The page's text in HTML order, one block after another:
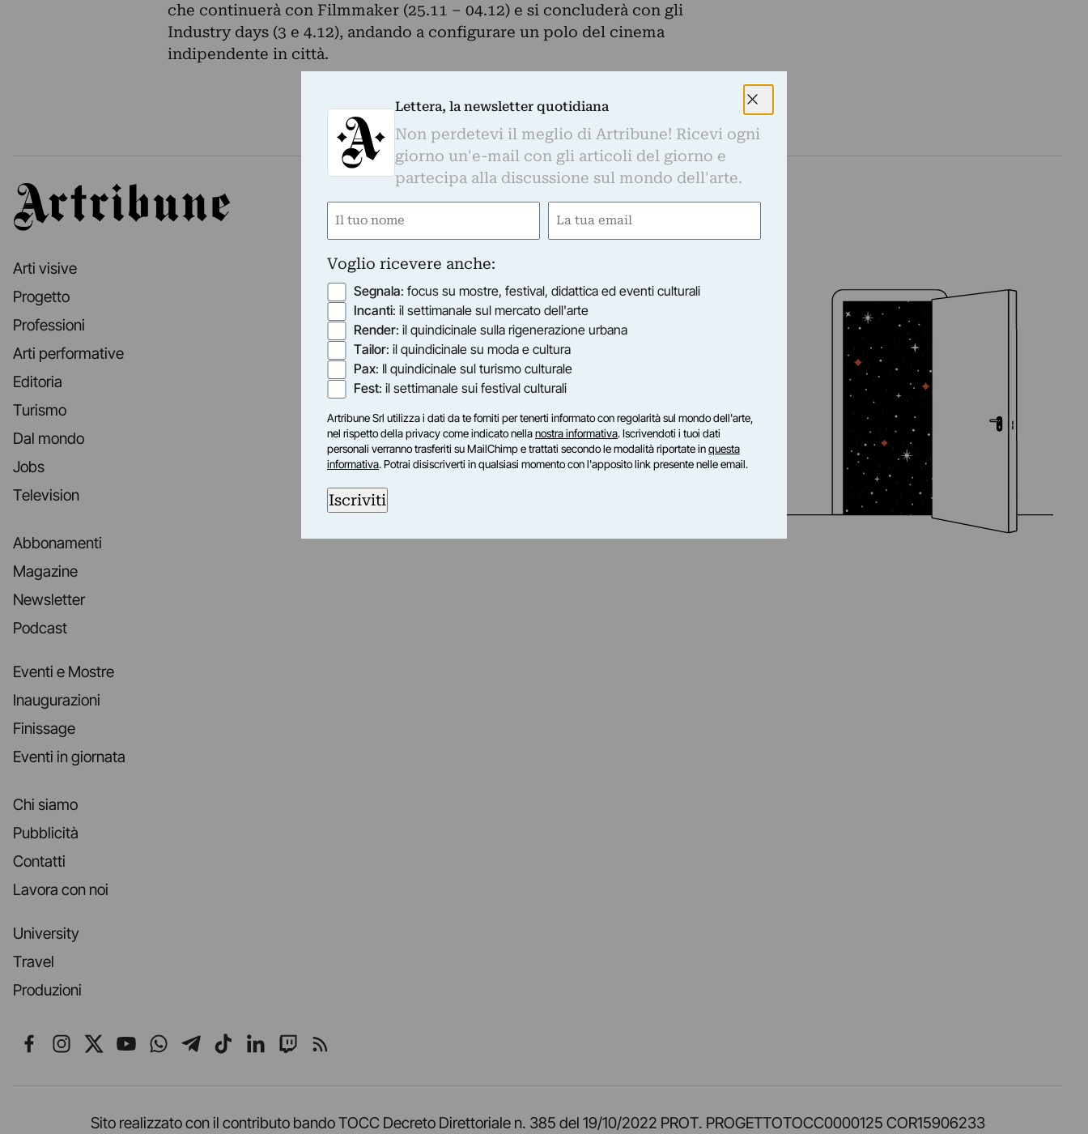
che continuerà con Filmmaker (25.11 – 04.12) e si concluderà con gli
Industry days (3 e 4.12), andando a configurare un polo del cinema
indipendente in città.
Artribune
Arti visive
Progetto
Professioni
Arti performative
Editoria
Turismo
Dal mondo
Jobs
Television
Abbonamenti
Magazine
Newsletter
Podcast
Eventi e Mostre
Inaugurazioni
Finissage
Eventi in giornata
Chi siamo
Pubblicità
Contatti
Lavora con noi
University
Travel
Produzioni
Seguici su Facebook
Seguici su Instagram
Seguici su X
Seguici su YouTube
Seguici su WhatsApp
Seguici su Telegram
Seguici su TikTok
Seguici su LinkedIn
Seguici su Twitch
Seguici su Rss
Sito realizzato con il contributo bando TOCC Decreto Direttoriale n. 385 del 19/10/2022 PROT. PROGETTOTOCC0000125 COR15906233
Lettera, la newsletter quotidiana
Non perdetevi il meglio di Artribune! Ricevi ogni
giorno un'e-mail con gli articoli del giorno e
partecipa alla discussione sul mondo dell'arte.
Nome
Email
Voglio ricevere anche:
Segnala: focus su mostre, festival, didattica ed eventi culturali
Incanti: il settimanale sul mercato dell'arte
Render: il quindicinale sulla rigenerazione urbana
Tailor: il quindicinale su moda e cultura
Pax: Il quindicinale sul turismo culturale
Fest: il settimanale sui festival culturali
Artribune Srl utilizza i dati da te forniti per tenerti informato con regolarità sul mondo dell'arte,
nel rispetto della privacy come indicato nellanostra informativa. Iscrivendoti i tuoi dati
personali verranno trasferiti su MailChimp e trattati secondo le modalità riportate inquesta
informativa. Potrai disiscriverti in qualsiasi momento con l'apposito link presente nelle email.
Iscriviti